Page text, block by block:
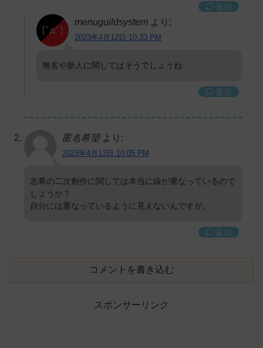
返信
menuguildsystem より:
2023年4月12日 10:33 PM
無名や新人に関してはそうでしょうね
返信
匿名希望 より:
2023年4月13日 10:05 PM
志希の二次創作に関しては本当に線が重なっているので
しょうか？
自分には重なっているように見えないんですが。
返信
コメントを書き込む
スポンサーリンク